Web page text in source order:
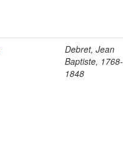
Debret, Jean
Baptiste, 1768-
1848